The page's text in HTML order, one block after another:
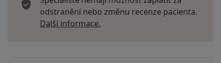
odstranění nebo změnu recenze pacienta.
Další informace.